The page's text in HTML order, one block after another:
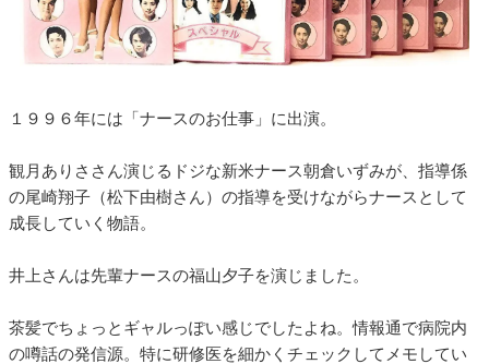
１９９６年には「ナースのお仕事」に出演。
観月ありささん演じるドジな新米ナース朝倉いずみが、指導係
の尾崎翔子（松下由樹さん）の指導を受けながらナースとして
成長していく物語。
井上さんは先輩ナースの福山夕子を演じました。
茶髪でちょっとギャルっぽい感じでしたよね。情報通で病院内
の噂話の発信源。特に研修医を細かくチェックしてメモしてい